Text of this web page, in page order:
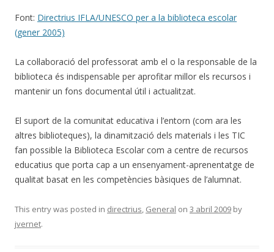
Font: Directrius IFLA/UNESCO per a la biblioteca escolar
(gener 2005)
La col·laboració del professorat amb el o la responsable de la
biblioteca és indispensable per aprofitar millor els recursos i
mantenir un fons documental útil i actualitzat.
El suport de la comunitat educativa i l’entorn (com ara les
altres biblioteques), la dinamització dels materials i les TIC
fan possible la Biblioteca Escolar com a centre de recursos
educatius que porta cap a un ensenyament-aprenentatge de
qualitat basat en les competències bàsiques de l’alumnat.
This entry was posted in directrius, General on 3 abril 2009 by
jvernet.